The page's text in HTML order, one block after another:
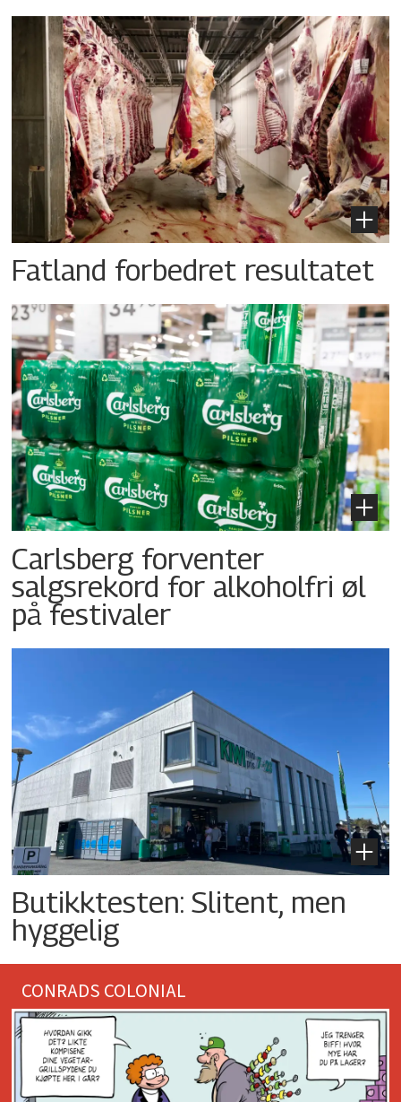
Fatland forbedret resultatet
Carlsberg forventer
salgsrekord for alkoholfri øl
på festivaler
Butikktesten: Slitent, men
hyggelig
CONRADS COLONIAL